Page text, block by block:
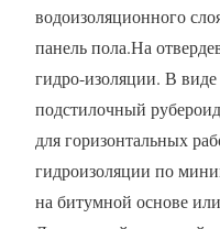
водоизоляционного
панель пола.На
гидро-изоляции. В
подстилочный
для горизонтальных
гидроизоляции по
на битумной основе